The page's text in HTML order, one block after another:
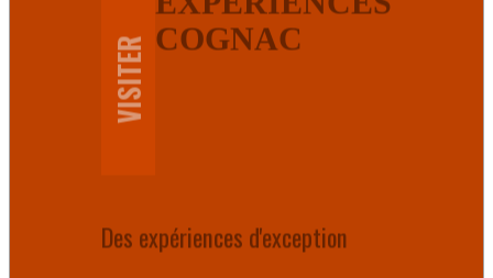
VISITER COGNAC
Des expériences d'exception